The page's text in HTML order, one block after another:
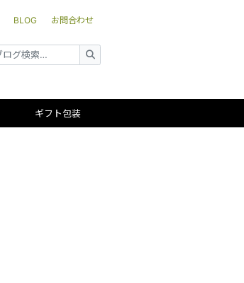
BLOG お問合わせ
ギフト包装